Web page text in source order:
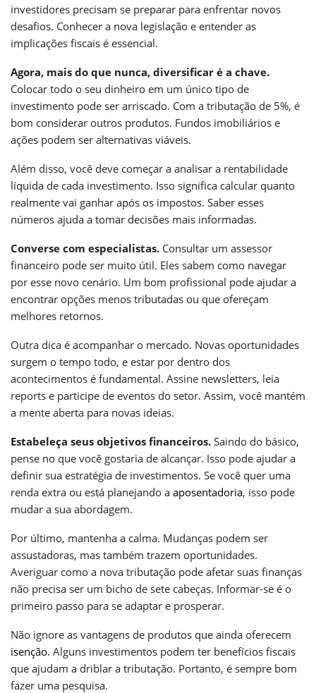
investidores precisam se preparar para enfrentar novos
desafios. Conhecer a nova legislação e entender as
implicações fiscais é essencial.
Agora, mais do que nunca, diversificar é a chave.
Colocar todo o seu dinheiro em um único tipo de
investimento pode ser arriscado. Com a tributação de 5%, é
bom considerar outros produtos. Fundos imobiliários e
ações podem ser alternativas viáveis.
Além disso, você deve começar a analisar a rentabilidade
líquida de cada investimento. Isso significa calcular quanto
realmente vai ganhar após os impostos. Saber esses
números ajuda a tomar decisões mais informadas.
Converse com especialistas. Consultar um assessor
financeiro pode ser muito útil. Eles sabem como navegar
por esse novo cenário. Um bom profissional pode ajudar a
encontrar opções menos tributadas ou que ofereçam
melhores retornos.
Outra dica é acompanhar o mercado. Novas oportunidades
surgem o tempo todo, e estar por dentro dos
acontecimentos é fundamental. Assine newsletters, leia
reports e participe de eventos do setor. Assim, você mantém
a mente aberta para novas ideias.
Estabeleça seus objetivos financeiros. Saindo do básico,
pense no que você gostaria de alcançar. Isso pode ajudar a
definir sua estratégia de investimentos. Se você quer uma
renda extra ou está planejando a aposentadoria, isso pode
mudar a sua abordagem.
Por último, mantenha a calma. Mudanças podem ser
assustadoras, mas também trazem oportunidades.
Averiguar como a nova tributação pode afetar suas finanças
não precisa ser um bicho de sete cabeças. Informar-se é o
primeiro passo para se adaptar e prosperar.
Não ignore as vantagens de produtos que ainda oferecem
isenção. Alguns investimentos podem ter benefícios fiscais
que ajudam a driblar a tributação. Portanto, é sempre bom
fazer uma pesquisa.